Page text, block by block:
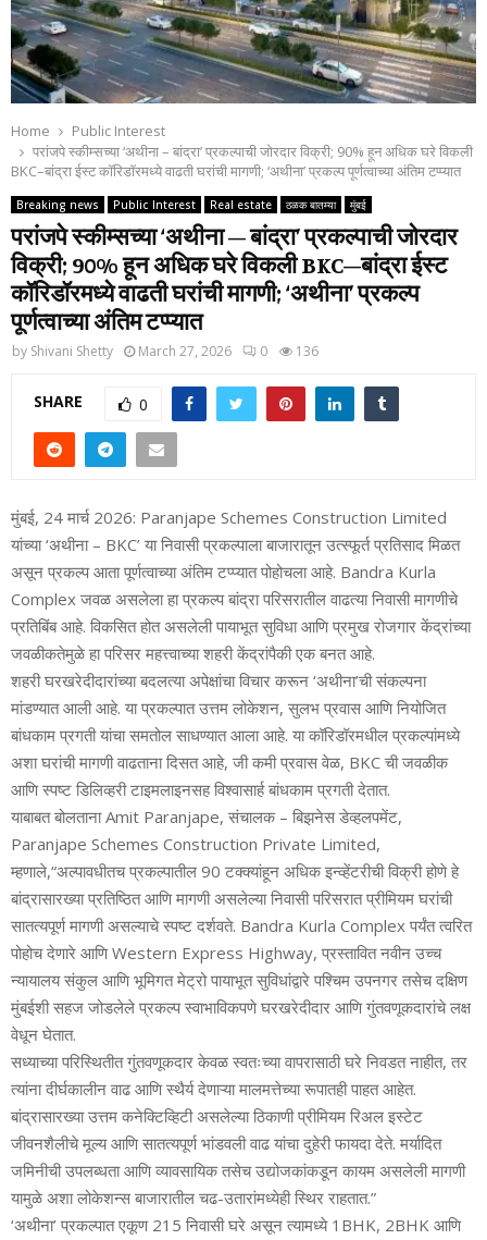
Home
Public Interest
परांजपे स्कीम्सच्या ‘अथीना – बांद्रा’ प्रकल्पाची जोरदार विक्री; 90% हून अधिक घरे विकली
BKC–बांद्रा ईस्ट कॉरिडॉरमध्ये वाढती घरांची मागणी; ‘अथीना’ प्रकल्प पूर्णत्वाच्या अंतिम टप्प्यात
Breaking news Public Interest Real estate ठळक बातम्या मुंबई
परांजपे स्कीम्सच्या ‘अथीना – बांद्रा’ प्रकल्पाची जोरदार
विक्री; 90% हून अधिक घरे विकली BKC–बांद्रा ईस्ट
कॉरिडॉरमध्ये वाढती घरांची मागणी; ‘अथीना’ प्रकल्प
पूर्णत्वाच्या अंतिम टप्प्यात
by Shivani Shetty March 27, 2026 0 136
SHARE 0
मुंबई, 24 मार्च 2026: Paranjape Schemes Construction Limited
यांच्या ‘अथीना – BKC’ या निवासी प्रकल्पाला बाजारातून उत्स्फूर्त प्रतिसाद मिळत
असून प्रकल्प आता पूर्णत्वाच्या अंतिम टप्प्यात पोहोचला आहे. Bandra Kurla
Complex जवळ असलेला हा प्रकल्प बांद्रा परिसरातील वाढत्या निवासी मागणीचे
प्रतिबिंब आहे. विकसित होत असलेली पायाभूत सुविधा आणि प्रमुख रोजगार केंद्रांच्या
जवळीकतेमुळे हा परिसर महत्त्वाच्या शहरी केंद्रांपैकी एक बनत आहे.
शहरी घरखरेदीदारांच्या बदलत्या अपेक्षांचा विचार करून ‘अथीना’ची संकल्पना
मांडण्यात आली आहे. या प्रकल्पात उत्तम लोकेशन, सुलभ प्रवास आणि नियोजित
बांधकाम प्रगती यांचा समतोल साधण्यात आला आहे. या कॉरिडॉरमधील प्रकल्पांमध्ये
अशा घरांची मागणी वाढताना दिसत आहे, जी कमी प्रवास वेळ, BKC ची जवळीक
आणि स्पष्ट डिलिव्हरी टाइमलाइनसह विश्वासार्ह बांधकाम प्रगती देतात.
याबाबत बोलताना Amit Paranjape, संचालक – बिझनेस डेव्हलपमेंट,
Paranjape Schemes Construction Private Limited,
म्हणाले,“अल्पावधीतच प्रकल्पातील 90 टक्क्यांहून अधिक इन्व्हेंटरीची विक्री होणे हे
बांद्रासारख्या प्रतिष्ठित आणि मागणी असलेल्या निवासी परिसरात प्रीमियम घरांची
सातत्यपूर्ण मागणी असल्याचे स्पष्ट दर्शवते. Bandra Kurla Complex पर्यंत त्वरित
पोहोच देणारे आणि Western Express Highway, प्रस्तावित नवीन उच्च
न्यायालय संकुल आणि भूमिगत मेट्रो पायाभूत सुविधांद्वारे पश्चिम उपनगर तसेच दक्षिण
मुंबईशी सहज जोडलेले प्रकल्प स्वाभाविकपणे घरखरेदीदार आणि गुंतवणूकदारांचे लक्ष
वेधून घेतात.
सध्याच्या परिस्थितीत गुंतवणूकदार केवळ स्वतःच्या वापरासाठी घरे निवडत नाहीत, तर
त्यांना दीर्घकालीन वाढ आणि स्थैर्य देणाऱ्या मालमत्तेच्या रूपातही पाहत आहेत.
बांद्रासारख्या उत्तम कनेक्टिव्हिटी असलेल्या ठिकाणी प्रीमियम रिअल इस्टेट
जीवनशैलीचे मूल्य आणि सातत्यपूर्ण भांडवली वाढ यांचा दुहेरी फायदा देते. मर्यादित
जमिनीची उपलब्धता आणि व्यावसायिक तसेच उद्योजकांकडून कायम असलेली मागणी
यामुळे अशा लोकेशन्स बाजारातील चढ-उतारांमध्येही स्थिर राहतात.”
‘अथीना’ प्रकल्पात एकूण 215 निवासी घरे असून त्यामध्ये 1BHK, 2BHK आणि